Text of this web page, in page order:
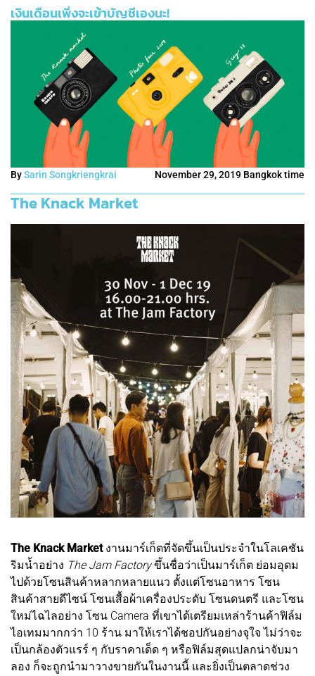
เงินเดือนเพิ่งจะเข้าบัญชีเองนะ!
BySarin Songkriengkrai November 29, 2019 Bangkok time
The Knack Market
The Knack Market งานมาร์เก็ตที่จัดขึ้นเป็นประจำในโลเคชัน
ริมน้ำอย่าง The Jam Factoryขึ้นชื่อว่าเป็นมาร์เก็ต ย่อมอุดม
ไปด้วยโซนสินค้าหลากหลายแนว ตั้งแต่โซนอาหาร โซน
สินค้าสายดีไซน์ โซนเสื้อผ้าเครื่องประดับ โซนดนตรี และโซน
ใหม่ไฉไลอย่าง โซน Camera ที่เขาได้เตรียมเหล่าร้านค้าฟิล์ม
ไอเทมมากกว่า 10 ร้าน มาให้เราได้ชอปกันอย่างจุใจ ไม่ว่าจะ
เป็นกล้องตัวแรร์ ๆ กับราคาเด็ด ๆ หรือฟิล์มสุดแปลกน่าจับมา
ลอง ก็จะถูกนำมาวางขายกันในงานนี้ และยิ่งเป็นตลาดช่วง